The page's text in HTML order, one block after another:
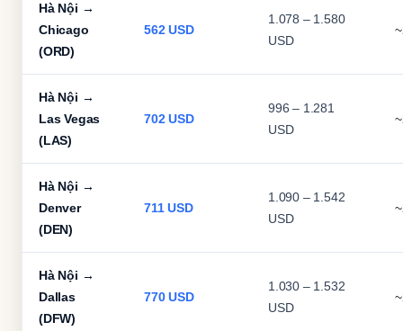
Hà Nội →
Chicago
(ORD)
562 USD
1.078 – 1.580
USD
Hà Nội →
Las Vegas
(LAS)
702 USD
996 – 1.281
USD
Hà Nội →
Denver
(DEN)
711 USD
1.090 – 1.542
USD
Hà Nội →
Dallas
(DFW)
770 USD
1.030 – 1.532
USD